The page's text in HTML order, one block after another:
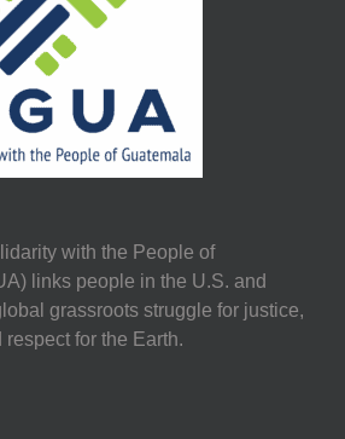
with the People of
links people in the U.S. and
grassroots struggle for justice,
for the Earth.